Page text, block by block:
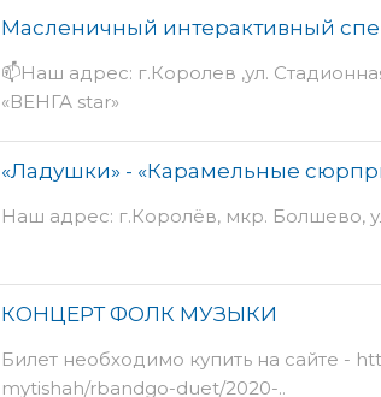
Масленичный интерактивный
📫Наш адрес: г.Королев ,ул.
«ВЕНГА star»
«Ладушки» - «Карамельные
Наш адрес: г.Королёв, мкр. Болшево,
КОНЦЕРТ ФОЛК МУЗЫКИ
Билет необходимо купить на сайте -
mytishah/rbandgo-duet/2020-..